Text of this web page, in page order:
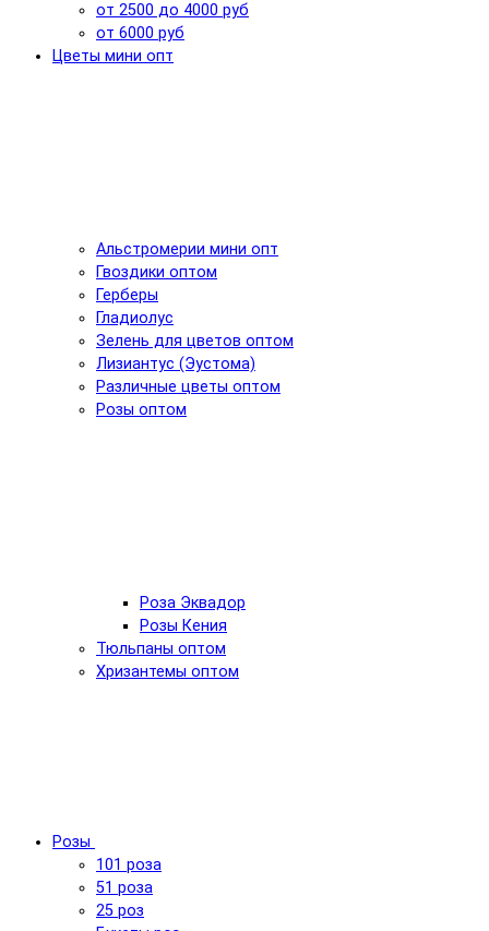
от 2500 до 4000 руб
от 6000 руб
Цветы мини опт
Альстромерии мини опт
Гвоздики оптом
Герберы
Гладиолус
Зелень для цветов оптом
Лизиантус (Эустома)
Различные цветы оптом
Розы оптом
Роза Эквадор
Розы Кения
Тюльпаны оптом
Хризантемы оптом
Розы
101 роза
51 роза
25 роз